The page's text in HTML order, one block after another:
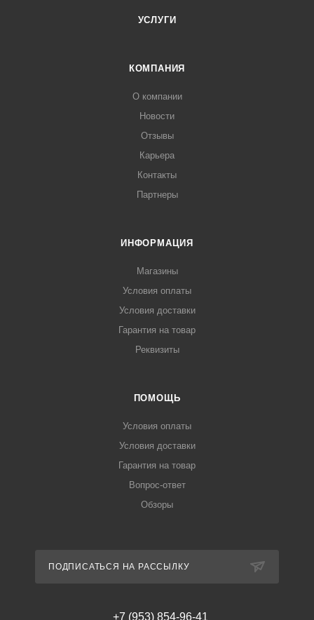
УСЛУГИ
КОМПАНИЯ
О компании
Новости
Отзывы
Карьера
Контакты
Партнеры
ИНФОРМАЦИЯ
Магазины
Условия оплаты
Условия доставки
Гарантия на товар
Реквизиты
ПОМОЩЬ
Условия оплаты
Условия доставки
Гарантия на товар
Вопрос-ответ
Обзоры
ПОДПИСАТЬСЯ НА РАССЫЛКУ
+7 (953) 854-96-41